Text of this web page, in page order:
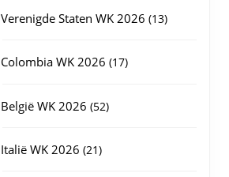
Verenigde Staten WK 2026 1313
Colombia WK 2026 1717
België WK 2026 5252
Italië WK 2026 2121